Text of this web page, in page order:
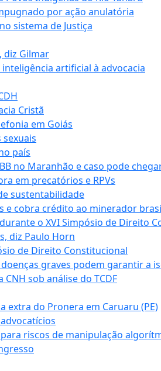
por ação anulatória
sistema de Justiça
diz Gilmar
artificial à advocacia
Cristã
em Goiás
país
no Maranhão e caso pode chegar
em precatórios e RPVs
sustentabilidade
e cobra crédito ao minerador
o XVI Simpósio de Direito
diz Paulo Horn
de Direito Constitucional
graves podem garantir a
sob análise do TCDF
do Pronera em Caruaru (PE)
riscos de manipulação